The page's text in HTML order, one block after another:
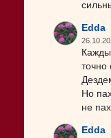
Edda
точно
Но
не
Edda